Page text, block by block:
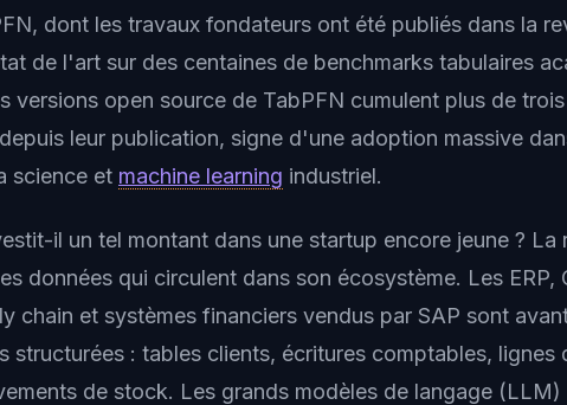
dont les travaux fondateurs ont été publiés dans la
de l'art sur des centaines de benchmarks tabulaires
versions open source de TabPFN cumulent plus de
leur publication, signe d'une adoption massive
science et machine learning industriel.
il un tel montant dans une startup encore jeune ? La
données qui circulent dans son écosystème. Les ERP,
chain et systèmes financiers vendus par SAP sont
structurées : tables clients, écritures comptables, lignes
de stock. Les grands modèles de langage (LLM)